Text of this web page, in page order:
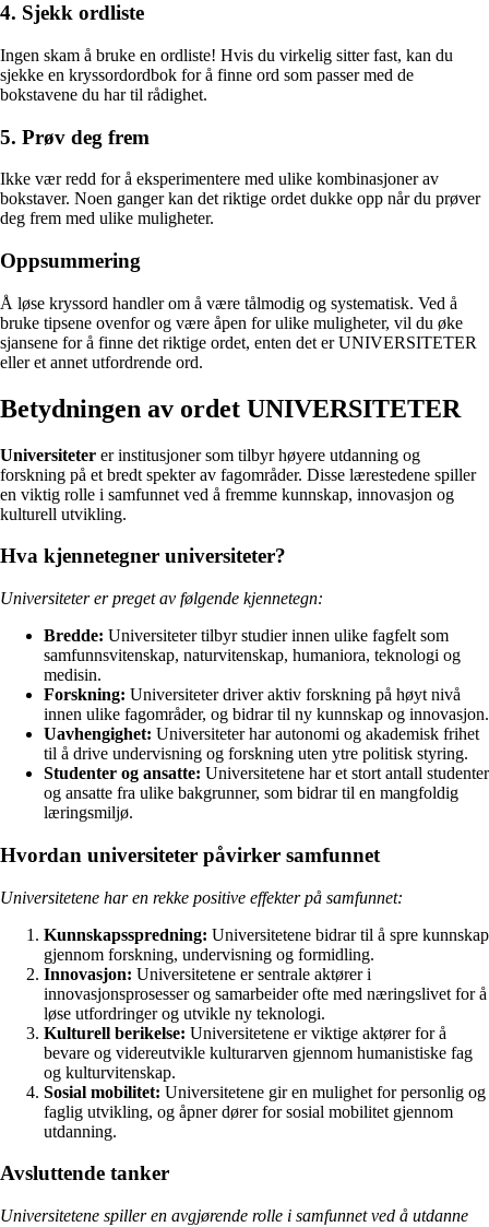
4. Sjekk ordliste
Ingen skam å bruke en ordliste! Hvis du virkelig sitter fast, kan du
sjekke en kryssordordbok for å finne ord som passer med de
bokstavene du har til rådighet.
5. Prøv deg frem
Ikke vær redd for å eksperimentere med ulike kombinasjoner av
bokstaver. Noen ganger kan det riktige ordet dukke opp når du prøver
deg frem med ulike muligheter.
Oppsummering
Å løse kryssord handler om å være tålmodig og systematisk. Ved å
bruke tipsene ovenfor og være åpen for ulike muligheter, vil du øke
sjansene for å finne det riktige ordet, enten det er UNIVERSITETER
eller et annet utfordrende ord.
Betydningen av ordet UNIVERSITETER
Universiteter er institusjoner som tilbyr høyere utdanning og
forskning på et bredt spekter av fagområder. Disse lærestedene spiller
en viktig rolle i samfunnet ved å fremme kunnskap, innovasjon og
kulturell utvikling.
Hva kjennetegner universiteter?
Universiteter er preget av følgende kjennetegn:
Bredde: Universiteter tilbyr studier innen ulike fagfelt som
samfunnsvitenskap, naturvitenskap, humaniora, teknologi og
medisin.
Forskning: Universiteter driver aktiv forskning på høyt nivå
innen ulike fagområder, og bidrar til ny kunnskap og innovasjon.
Uavhengighet: Universiteter har autonomi og akademisk frihet
til å drive undervisning og forskning uten ytre politisk styring.
Studenter og ansatte: Universitetene har et stort antall studenter
og ansatte fra ulike bakgrunner, som bidrar til en mangfoldig
læringsmiljø.
Hvordan universiteter påvirker samfunnet
Universitetene har en rekke positive effekter på samfunnet:
Kunnskapsspredning: Universitetene bidrar til å spre kunnskap
gjennom forskning, undervisning og formidling.
Innovasjon: Universitetene er sentrale aktører i
innovasjonsprosesser og samarbeider ofte med næringslivet for å
løse utfordringer og utvikle ny teknologi.
Kulturell berikelse: Universitetene er viktige aktører for å
bevare og videreutvikle kulturarven gjennom humanistiske fag
og kulturvitenskap.
Sosial mobilitet: Universitetene gir en mulighet for personlig og
faglig utvikling, og åpner dører for sosial mobilitet gjennom
utdanning.
Avsluttende tanker
Universitetene spiller en avgjørende rolle i samfunnet ved å utdanne